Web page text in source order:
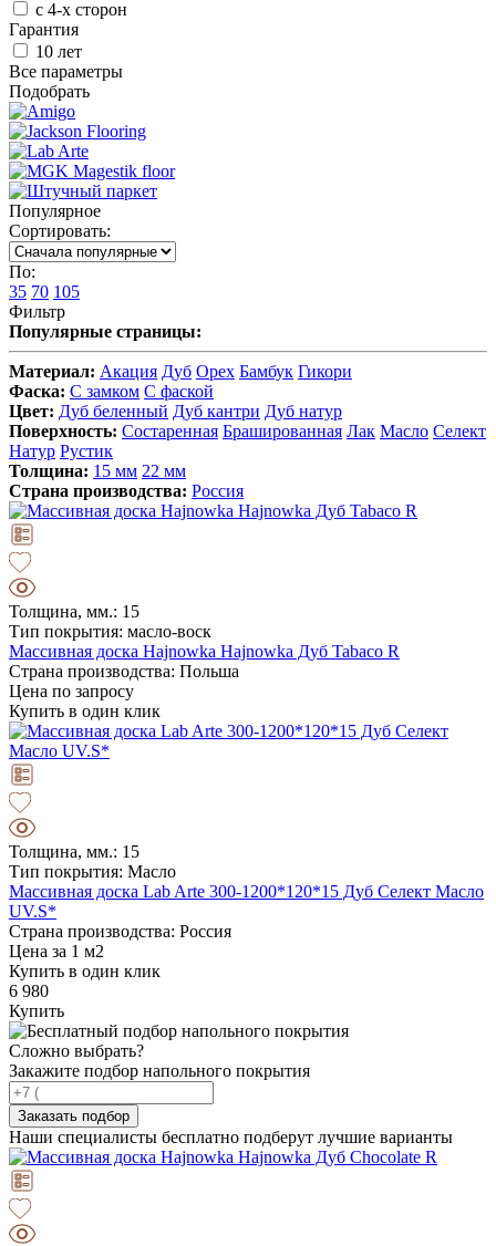
с 4-х сторон
Гарантия
10 лет
Все параметры
Подобрать
Популярное
Сортировать:
По:
35 70 105
Фильтр
Популярные страницы:
Материал: Акация Дуб Орех Бамбук Гикори
Фаска: С замком С фаской
Цвет: Дуб беленный Дуб кантри Дуб натур
Поверхность: Состаренная Брашированная Лак Масло Селект
Натур Рустик
Толщина: 15 мм 22 мм
Страна производства: Россия
Толщина, мм.: 15
Тип покрытия: масло-воск
Массивная доска Hajnowka Hajnowka Дуб Tabaco R
Страна производства: Польша
Цена по запросу
Купить в один клик
Толщина, мм.: 15
Тип покрытия: Масло
Массивная доска Lab Arte 300-1200*120*15 Дуб Селект Масло
UV.S*
Страна производства: Россия
Цена за 1 м2
Купить в один клик
6 980
Купить
Сложно выбрать?
Закажите подбор напольного покрытия
Заказать подбор
Наши специалисты бесплатно подберут лучшие варианты